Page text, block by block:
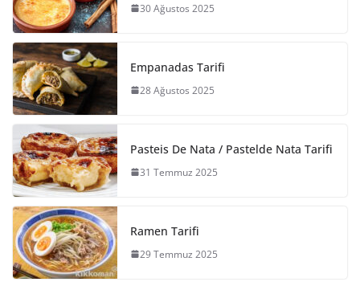
30 Ağustos 2025
Empanadas Tarifi
28 Ağustos 2025
Pasteis De Nata / Pastelde Nata Tarifi
31 Temmuz 2025
Ramen Tarifi
29 Temmuz 2025